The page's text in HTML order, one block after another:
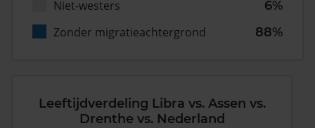
Niet-westers
6%
Zonder migratieachtergrond
88%
Leeftijdverdeling Libra vs. Assen vs.
Drenthe vs. Nederland